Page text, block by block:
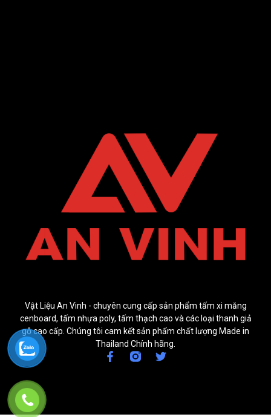
Vật Liệu An Vinh - chuyên cung cấp sản phẩm tấm xi măng
cenboard, tấm nhựa poly, tấm thạch cao và các loại thanh giả
gỗ cao cấp. Chúng tôi cam kết sản phẩm chất lượng Made in
Thailand Chính hãng.